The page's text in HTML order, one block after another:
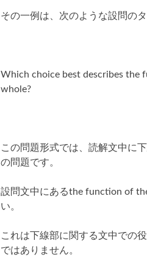
その一例は、次のような設問の
Which choice best describes the
whole?
この問題形式では、読解文中に
の問題です。
設問文中にあるthe function of
い。
これは下線部に関する文中での
ではありません。